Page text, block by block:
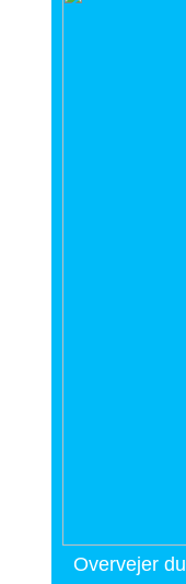
Overvejer